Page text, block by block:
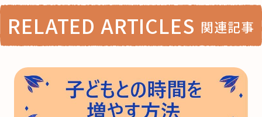
RELATED ARTICLES 関連記事